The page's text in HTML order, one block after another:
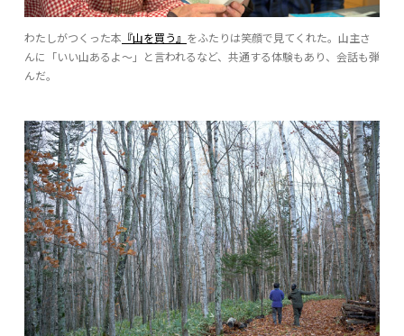
わたしがつくった本 『山を買う』 をふたりは笑顔で見てくれた。山主さ
んに「いい山あるよ～」と言われるなど、共通する体験もあり、会話も弾
んだ。